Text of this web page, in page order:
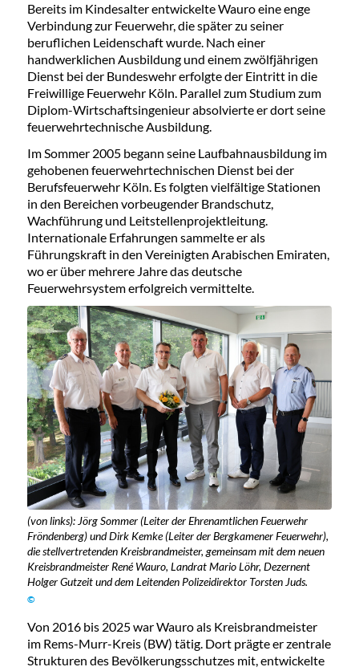
Bereits im Kindesalter entwickelte Wauro eine enge
Verbindung zur Feuerwehr, die später zu seiner
beruflichen Leidenschaft wurde. Nach einer
handwerklichen Ausbildung und einem zwölfjährigen
Dienst bei der Bundeswehr erfolgte der Eintritt in die
Freiwillige Feuerwehr Köln. Parallel zum Studium zum
Diplom-Wirtschaftsingenieur absolvierte er dort seine
feuerwehrtechnische Ausbildung.
Im Sommer 2005 begann seine Laufbahnausbildung im
gehobenen feuerwehrtechnischen Dienst bei der
Berufsfeuerwehr Köln. Es folgten vielfältige Stationen
in den Bereichen vorbeugender Brandschutz,
Wachführung und Leitstellenprojektleitung.
Internationale Erfahrungen sammelte er als
Führungskraft in den Vereinigten Arabischen Emiraten,
wo er über mehrere Jahre das deutsche
Feuerwehrsystem erfolgreich vermittelte.
(von links): Jörg Sommer (Leiter der Ehrenamtlichen Feuerwehr
Fröndenberg) und Dirk Kemke (Leiter der Bergkamener Feuerwehr),
die stellvertretenden Kreisbrandmeister, gemeinsam mit dem neuen
Kreisbrandmeister René Wauro, Landrat Mario Löhr, Dezernent
Holger Gutzeit und dem Leitenden Polizeidirektor Torsten Juds.
©
Von 2016 bis 2025 war Wauro als Kreisbrandmeister
im Rems-Murr-Kreis (BW) tätig. Dort prägte er zentrale
Strukturen des Bevölkerungsschutzes mit, entwickelte